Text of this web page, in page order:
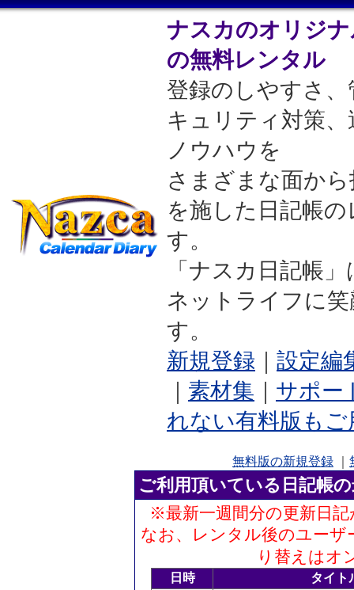
ナスカのオリジ
の無料レンタル
登録のしやすさ
キュリティ対策
ノウハウを
さまざまな面か
を施した日記帳
す。
「ナスカ日記帳
ネットライフに
す。
新規登録
設定編
素材集
サポー
れない有料版も
無料版の新規登録
ご利用頂いている日記帳
※最新一週間分の更新日
なお、レンタル後のユーザ
り替えはオ
日時
タイト